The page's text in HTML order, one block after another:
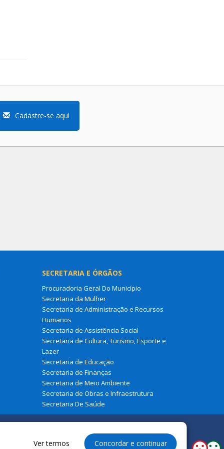
Cadastre-se aqui
SECRETARIA E ÓRGÃOS
Procuradoria Geral Do Município
Secretaria da Mulher
Secretaria de Administração e Recursos
Humanos
Secretaria de Assistência Social
Secretaria de Cultura, Turismo, Esporte e
Lazer
Secretaria de Educação
Secretaria de Finanças
Secretaria de Meio Ambiente
Secretaria de Obras e Infraestrutura
Secretaria De Saúde
Ver termos Concordar e continuar